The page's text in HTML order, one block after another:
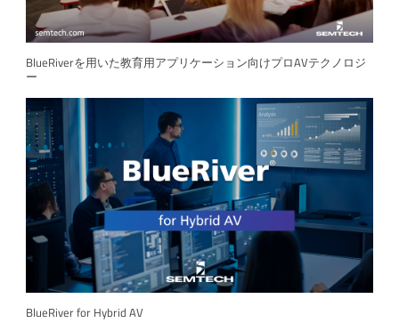
BlueRiverを用いた教育用アプリケーション向けプロAVテクノロジ
ー
BlueRiver for Hybrid AV